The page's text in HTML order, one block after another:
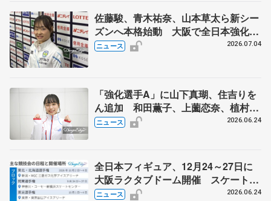
佐藤駿、青木祐奈、山本草太ら新シー
ズンへ本格始動 大阪で全日本強化合
宿 シニアデビューの島田麻央らも
ニュース 2026.07.04
「強化選手A」に山下真瑚、住吉りを
ん追加 和田薫子、上薗恋奈、植村駿
は「強化選手B」
ニュース 2026.06.24
全日本フィギュア、12月24～27日に
大阪ラクタブドーム開催 スケート連
盟の新シーズン日程
ニュース 2026.06.24